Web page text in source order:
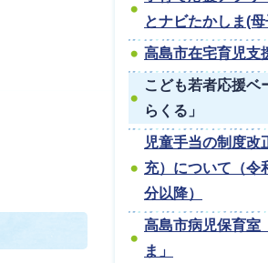
とナビたかしま(母
高島市在宅育児支
こども若者応援ベ
らくる」
児童手当の制度改
充）について（令
分以降）
高島市病児保育室
ま」